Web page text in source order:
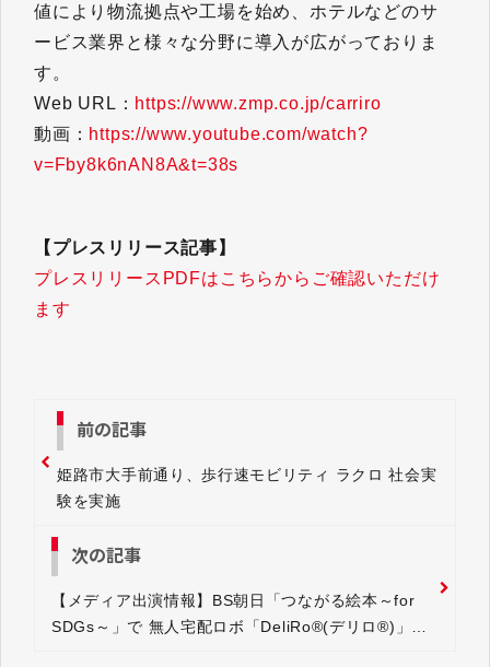
値により物流拠点や工場を始め、ホテルなどのサ
ービス業界と様々な分野に導入が広がっておりま
す。
Web URL： https://www.zmp.co.jp/carriro
動画： https://www.youtube.com/watch?
v=Fby8k6nAN8A&t=38s
【プレスリリース記事】
プレスリリースPDFはこちらからご確認いただけ
ます
前の記事
姫路市大手前通り、歩行速モビリティ ラクロ 社会実
験を実施
次の記事
【メディア出演情報】BS朝日「つながる絵本～for
SDGs～」で 無人宅配ロボ「DeliRo®(デリロ®)」が